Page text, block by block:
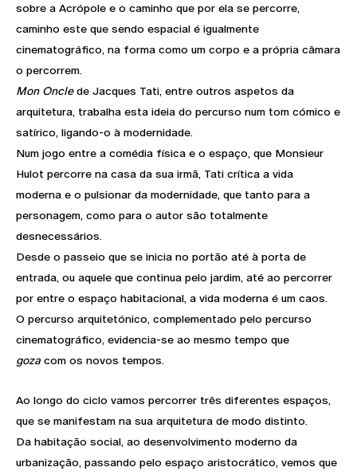
sobre a Acrópole e o caminho que por ela se percorre,
caminho este que sendo espacial é igualmente
cinematográfico, na forma como um corpo e a própria câmara
o percorrem.
Mon Onclede Jacques Tati, entre outros aspetos da
arquitetura, trabalha esta ideia do percurso num tom cómico e
satírico, ligando-o à modernidade.
Num jogo entre a comédia física e o espaço, que Monsieur
Hulot percorre na casa da sua irmã, Tati crítica a vida
moderna e o pulsionar da modernidade, que tanto para a
personagem, como para o autor são totalmente
desnecessários.
Desde o passeio que se inicia no portão até à porta de
entrada, ou aquele que continua pelo jardim, até ao percorrer
por entre o espaço habitacional, a vida moderna é um caos.
O percurso arquitetónico, complementado pelo percurso
cinematográfico, evidencia-se ao mesmo tempo que
goza com os novos tempos.
Ao longo do ciclo vamos percorrer três diferentes espaços,
que se manifestam na sua arquitetura de modo distinto.
Da habitação social, ao desenvolvimento moderno da
urbanização, passando pelo espaço aristocrático, vemos que